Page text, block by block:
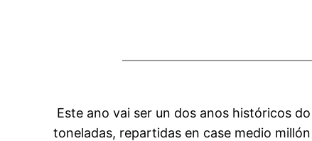
Este ano vai ser un dos anos históricos
toneladas, repartidas en case medio